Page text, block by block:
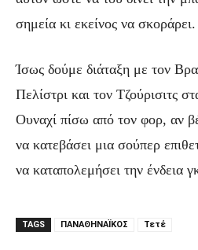
σημεία κι εκείνος να σκοράρει.
Ίσως δούμε διάταξη με τον
Πελίστρι και τον Τζούρισιτς
Ουναχί πίσω από τον φορ, αν
να κατεβάσει μια σούπερ
να καταπολεμήσει την ένδεια
TAGS ΠΑΝΑΘΗΝΑΪΚΟΣ Τετέ